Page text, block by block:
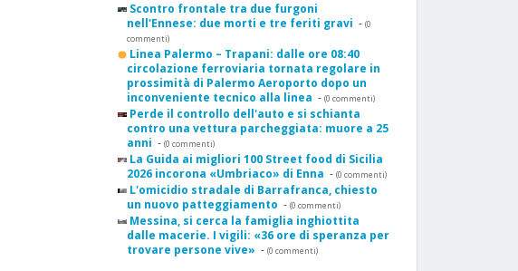
Scontro frontale tra due furgoni
nell'Ennese: due morti e tre feriti gravi - (0
commenti)
Linea Palermo – Trapani: dalle ore 08:40
circolazione ferroviaria tornata regolare in
prossimità di Palermo Aeroporto dopo un
inconveniente tecnico alla linea - (0 commenti)
Perde il controllo dell'auto e si schianta
contro una vettura parcheggiata: muore a 25
anni - (0 commenti)
La Guida ai migliori 100 Street food di Sicilia
2026 incorona «Umbriaco» di Enna - (0 commenti)
L'omicidio stradale di Barrafranca, chiesto
un nuovo patteggiamento - (0 commenti)
Messina, si cerca la famiglia inghiottita
dalle macerie. I vigili: «36 ore di speranza per
trovare persone vive» - (0 commenti)